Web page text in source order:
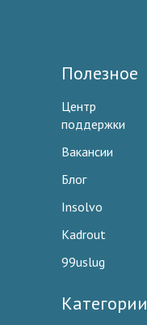
Полезное
Центр
поддержки
Вакансии
Блог
Insolvo
Kadrout
99uslug
Категории